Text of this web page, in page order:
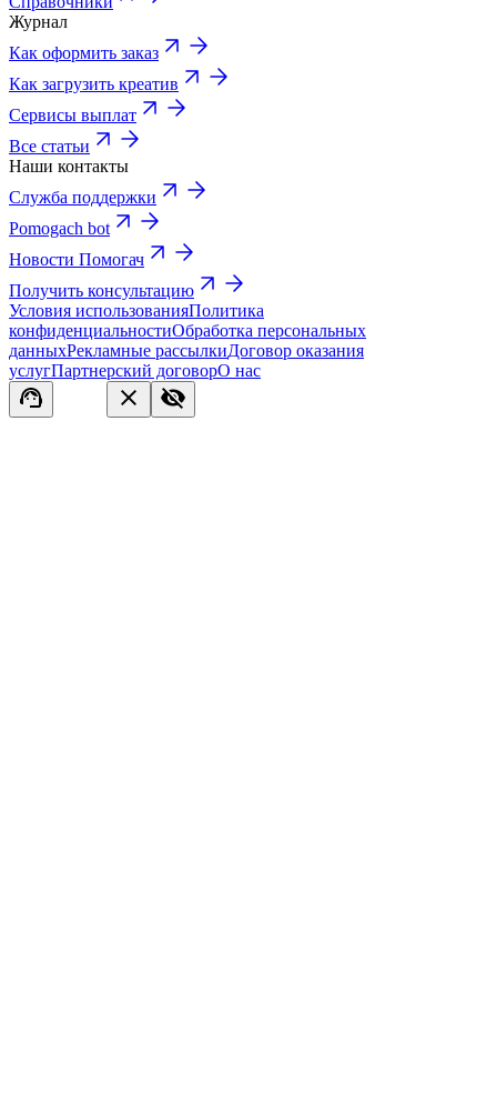
Журнал
Как оформить заказ
Как загрузить креатив
Сервисы выплат
Все статьи
Наши контакты
Служба поддержки
Pomogach bot
Новости Помогач
Получить консультацию
Условия использованияПолитика
конфиденциальностиОбработка персональных
данныхРекламные рассылкиДоговор оказания
услугПартнерский договорО нас